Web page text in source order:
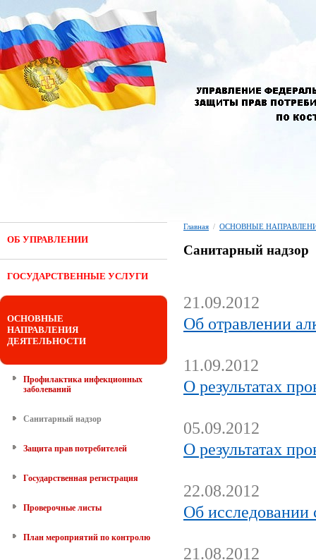
ОБ УПРАВЛЕНИИ
ГОСУДАРСТВЕННЫЕ УСЛУГИ
ОСНОВНЫЕ
НАПРАВЛЕНИЯ
ДЕЯТЕЛЬНОСТИ
Профилактика инфекционных
заболеваний
Санитарный надзор
Защита прав потребителей
Государственная регистрация
Проверочные листы
План мероприятий по контролю
Главная / ОСНОВНЫЕ
Санитарный надзор
21.09.2012
Об отравлении
11.09.2012
О результатах
05.09.2012
О результатах
22.08.2012
Об исследовании
21.08.2012